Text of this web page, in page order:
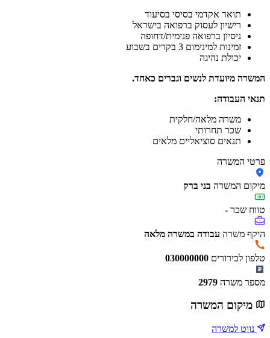
תואר אקדמי בסיסי בסיעוד
רישיון לעסוק ברפואה בישראל
ניסיון ברפואה פנימית/דחופה
זמינות למינימום 3 בקרים בשבוע
יכולת נהיגה
המשרה מיועדת לנשים וגברים כאחד.
תנאי העבודה:
משרה מלאה/חלקית
שכר תחרותי
תנאים סוציאליים מלאים
פרטי המשרה
מיקום המשרה בני ברק
טווח שכר -
היקף משרה עבודה במשרה מלאה
טלפון לבירורים 030000000
מספר משרה 2979
מיקום המשרה
נווט למשרה